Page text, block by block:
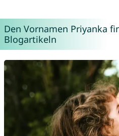
Den Vornamen Priyanka
Blogartikeln